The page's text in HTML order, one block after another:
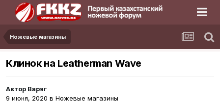
Ножевые магазины
Клинок на Leatherman Wave
Автор Варяг
9 июня, 2020 в Ножевые магазины